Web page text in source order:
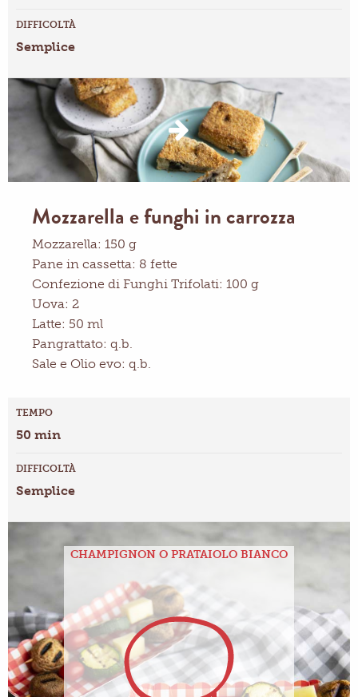
DIFFICOLTÀ
Semplice
Mozzarella e funghi in carrozza
Mozzarella: 150 g
Pane in cassetta: 8 fette
Confezione di Funghi Trifolati: 100 g
Uova: 2
Latte: 50 ml
Pangrattato: q.b.
Sale e Olio evo: q.b.
TEMPO
50 min
DIFFICOLTÀ
Semplice
CHAMPIGNON O PRATAIOLO BIANCO